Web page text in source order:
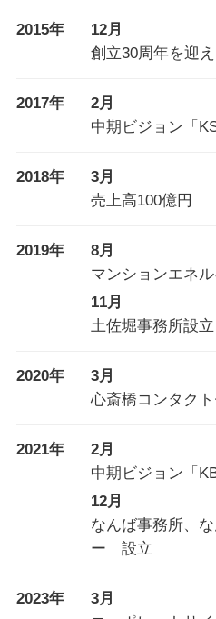
2015年
12月
創立30周年を迎
2017年
2月
中期ビジョン「
2018年
3月
売上高100億円
2019年
8月
マンションエネ
11月
土佐堀事務所設立
2020年
3月
心斎橋コンタク
2021年
2月
中期ビジョン「
12月
なんば事務所、
ー 設立
2023年
3月